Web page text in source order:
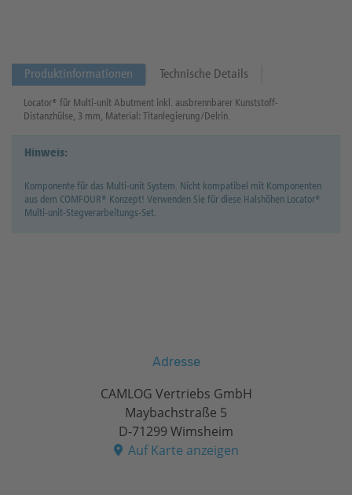
Produktinformationen Technische Details
Locator® für Multi-unit Abutment inkl. ausbrennbarer Kunststoff-
Distanzhülse, 3 mm, Material: Titanlegierung/Delrin.
Hinweis:
Komponente für das Multi-unit System. Nicht kompatibel mit Komponenten
aus dem COMFOUR® Konzept! Verwenden Sie für diese Halshöhen Locator®
Multi-unit-Stegverarbeitungs-Set.
Adresse
CAMLOG Vertriebs GmbH
Maybachstraße 5
D-71299 Wimsheim
Auf Karte anzeigen